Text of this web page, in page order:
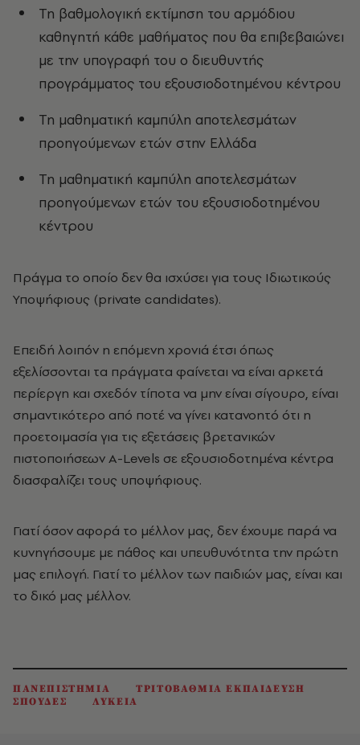
Τη βαθμολογική εκτίμηση του αρμόδιου
καθηγητή κάθε μαθήματος που θα επιβεβαιώνει
με την υπογραφή του ο διευθυντής
προγράμματος του εξουσιοδοτημένου κέντρου
Τη μαθηματική καμπύλη αποτελεσμάτων
προηγούμενων ετών στην Ελλάδα
Τη μαθηματική καμπύλη αποτελεσμάτων
προηγούμενων ετών του εξουσιοδοτημένου
κέντρου
Πράγμα το οποίο δεν θα ισχύσει για τους Ιδιωτικούς
Υποψήφιους (private candidates).
Επειδή λοιπόν η επόμενη χρονιά έτσι όπως
εξελίσσονται τα πράγματα φαίνεται να είναι αρκετά
περίεργη και σχεδόν τίποτα να μην είναι σίγουρο, είναι
σημαντικότερο από ποτέ να γίνει κατανοητό ότι η
προετοιμασία για τις εξετάσεις βρετανικών
πιστοποιήσεων A-Levels σε εξουσιοδοτημένα κέντρα
διασφαλίζει τους υποψήφιους.
Γιατί όσον αφορά το μέλλον μας, δεν έχουμε παρά να
κυνηγήσουμε με πάθος και υπευθυνότητα την πρώτη
μας επιλογή. Γιατί το μέλλον των παιδιών μας, είναι και
το δικό μας μέλλον.
ΠΑΝΕΠΙΣΤΗΜΙΑ
ΤΡΙΤΟΒΑΘΜΙΑ ΕΚΠΑΙΔΕΥΣΗ
ΣΠΟΥΔΕΣ
ΛΥΚΕΙΑ